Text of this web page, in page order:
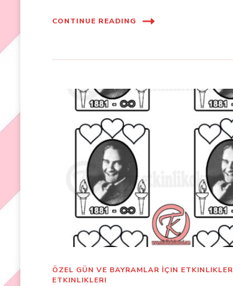
CONTINUE READING
ÖZEL GÜN VE BAYRAMLAR İÇIN ETKINLIKLER
ETKINLIKLERI